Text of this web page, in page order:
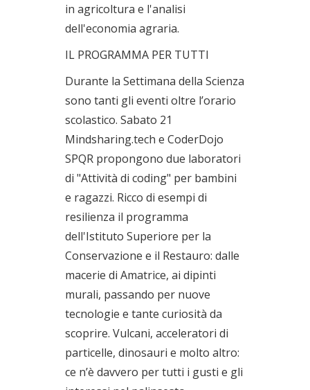
in agricoltura e l'analisi
dell'economia agraria.
IL PROGRAMMA PER TUTTI
Durante la Settimana della Scienza
sono tanti gli eventi oltre l’orario
scolastico. Sabato 21
Mindsharing.tech e CoderDojo
SPQR propongono due laboratori
di "Attività di coding" per bambini
e ragazzi. Ricco di esempi di
resilienza il programma
dell'Istituto Superiore per la
Conservazione e il Restauro: dalle
macerie di Amatrice, ai dipinti
murali, passando per nuove
tecnologie e tante curiosità da
scoprire. Vulcani, acceleratori di
particelle, dinosauri e molto altro:
ce n’è davvero per tutti i gusti e gli